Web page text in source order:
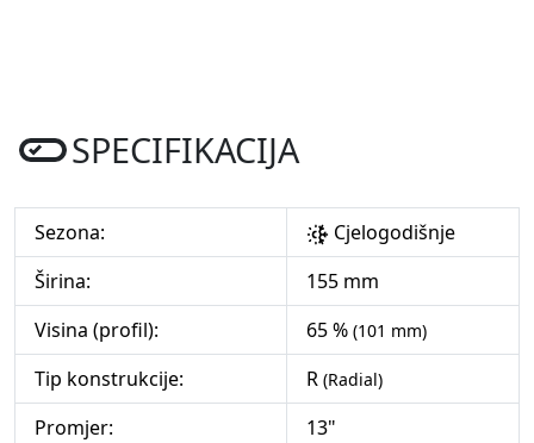
SPECIFIKACIJA
Sezona:
Cjelogodišnje
Širina:
155 mm
Visina (profil):
65 % (101 mm)
Tip konstrukcije: R (Radial)
Promjer:
13"